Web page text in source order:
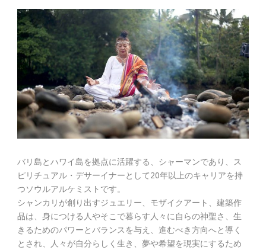
バリ島とハワイ島を拠点に活躍する、シャーマンであり、ス
ピリチュアル・デサーイナーとして20年以上のキャリアを持
つソウルアルケミストです。
シャンカリが創り出すジュエリー、モザイクアート、建築作
品は、身につける人やそこで暮らす人々に自らの神聖さ、生
きるためのパワーとバランスを与え、進むべき方向へと導く
とされ、人々が自分らしく生き、夢や希望を現実にするため